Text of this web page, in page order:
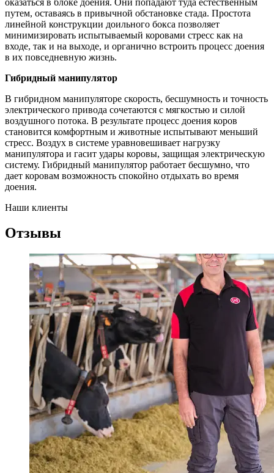
путем, оставаясь в привычной обстановке стада. Простота
линейной конструкции доильного бокса позволяет
минимизировать испытываемый коровами стресс как на
входе, так и на выходе, и органично встроить процесс доения
в их повседневную жизнь.
Гибридный манипулятор
В гибридном манипуляторе скорость, бесшумность и точность
электрического привода сочетаются с мягкостью и силой
воздушного потока. В результате процесс доения коров
становится комфортным и животные испытывают меньший
стресс. Воздух в системе уравновешивает нагрузку
манипулятора и гасит удары коровы, защищая электрическую
систему. Гибридный манипулятор работает бесшумно, что
дает коровам возможность спокойно отдыхать во время
доения.
Наши клиенты
Отзывы